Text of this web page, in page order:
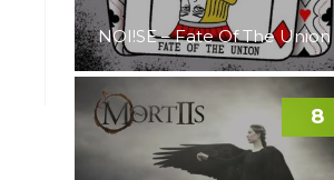
NOI!SE – Fate Of The Union
8